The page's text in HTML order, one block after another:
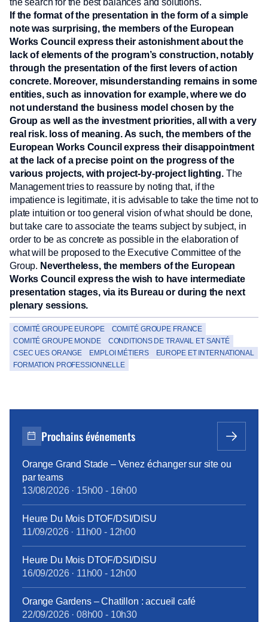
the search for the best balances and solutions.
If the format of the presentation in the form of a simple
note was surprising, the members of the European
Works Council express their astonishment about the
lack of elements of the program’s construction, notably
through the presentation of the first levers of action
concrete. Moreover, misunderstanding remains in some
entities, such as innovation for example, where we do
not understand the business model chosen by the
Group as well as the investment priorities, all with a very
real risk. loss of meaning. As such, the members of the
European Works Council express their disappointment
at the lack of a precise point on the progress of the
various projects, with project-by-project lighting.The
Management tries to reassure by noting that, if the
impatience is legitimate, it is advisable to take the time not to
plate intuition or too general vision of what should be done,
but take care to associate the teams subject by subject, in
order to be as concrete as possible in the elaboration of
what will be proposed to the Executive Committee of the
Group. Nevertheless, the members of the European
Works Council express the wish to have intermediate
presentation stages, via its Bureau or during the next
plenary sessions.
COMITÉ GROUPE EUROPE
COMITÉ GROUPE FRANCE
COMITÉ GROUPE MONDE
CONDITIONS DE TRAVAIL ET SANTÉ
CSEC UES ORANGE
EMPLOI MÉTIERS
EUROPE ET INTERNATIONAL
FORMATION PROFESSIONNELLE
Prochains événements
Orange Grand Stade – Venez échanger sur site ou
par teams
13/08/2026· 15h00 - 16h00
Heure Du Mois DTOF/DSI/DISU
11/09/2026· 11h00 - 12h00
Heure Du Mois DTOF/DSI/DISU
16/09/2026· 11h00 - 12h00
Orange Gardens – Chatillon : accueil café
22/09/2026· 08h00 - 10h30